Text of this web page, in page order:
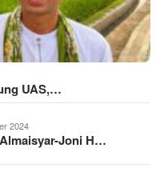
UAS,…
2024
Joni H…